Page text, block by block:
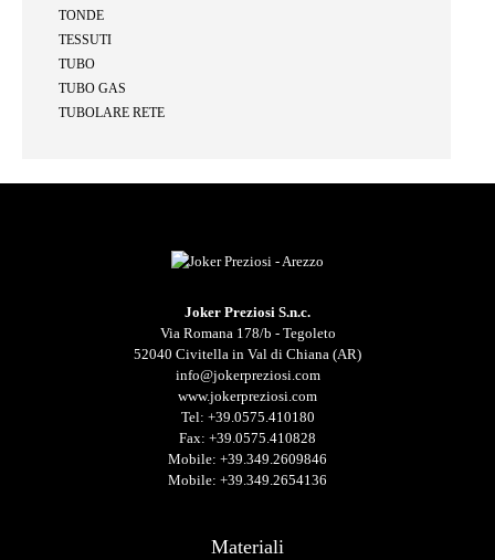
TONDE
TESSUTI
TUBO
TUBO GAS
TUBOLARE RETE
Joker Preziosi S.n.c.
Via Romana 178/b - Tegoleto
52040 Civitella in Val di Chiana (AR)
info@jokerpreziosi.com
www.jokerpreziosi.com
Tel: +39.0575.410180
Fax: +39.0575.410828
Mobile: +39.349.2609846
Mobile: +39.349.2654136
Materiali